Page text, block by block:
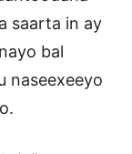
saarta in ay
bal
naseexeeyo